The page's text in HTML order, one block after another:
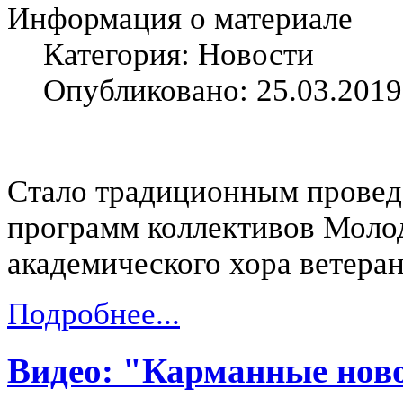
Информация о материале
Категория: Новости
Опубликовано:
Стало традиционным
программ коллективов
академического хора
Подробнее...
Видео: "Карманные